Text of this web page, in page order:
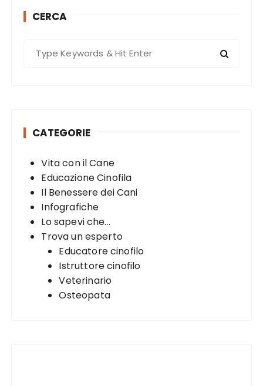
CERCA
CATEGORIE
Vita con il Cane
Educazione Cinofila
Il Benessere dei Cani
Infografiche
Lo sapevi che...
Trova un esperto
Educatore cinofilo
Istruttore cinofilo
Veterinario
Osteopata